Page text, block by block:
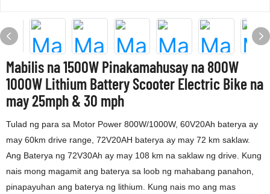
Mabilis na 1500W Pinakamahusay na 800W
1000W Lithium Battery Scooter Electric Bike na
may 25mph & 30 mph
Tulad ng para sa Motor Power 800W/1000W, 60V20Ah baterya ay
may 60km drive range, 72V20AH baterya ay may 72 km saklaw.
Ang Baterya ng 72V30Ah ay may 108 km na saklaw ng drive. Kung
nais mong magamit ang baterya sa loob ng mahabang panahon,
pinapayuhan ang baterya ng lithium. Kung nais mo ang mas